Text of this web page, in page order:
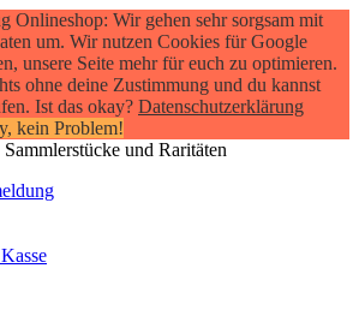
Onlineshop: Wir gehen sehr sorgsam mit
um. Wir nutzen Cookies für Google
unsere Seite mehr für euch zu optimieren.
ohne deine Zustimmung und du kannst
Ist das okay? Datenschutzerklärung
kein Problem!
und Raritäten